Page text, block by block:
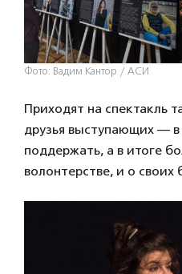
Фото: Вадим Кантор / АСИ
Приходят на спектакль
друзья выступающих —
поддержать, а в итоге
волонтерстве, и о своих